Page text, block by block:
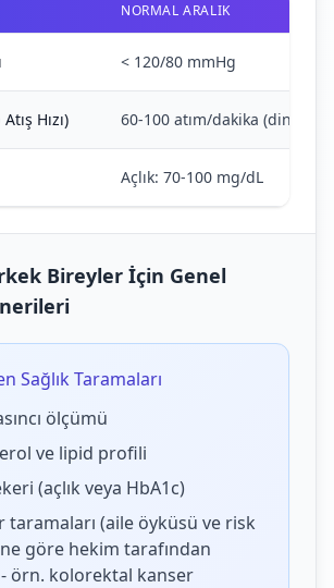
NORMAL ARALIK
< 120/80 mmHg
Hızı) 60-100 atım/dakika (dinlenik)
Açlık: 70-100 mg/dL
Bireyler İçin Genel
Sağlık Taramaları
ölçümü
ve lipid profili
(açlık veya HbA1c)
taramaları (aile öyküsü ve risk
göre hekim tarafından
örn. kolorektal kanser